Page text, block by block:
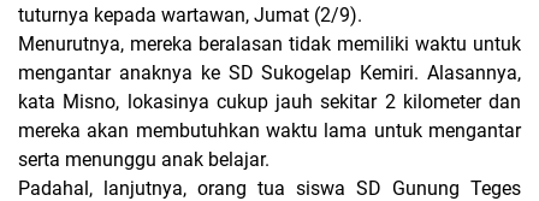
tuturnya kepada wartawan, Jumat (2/9).
Menurutnya, mereka beralasan tidak memiliki waktu untuk
mengantar anaknya ke SD Sukogelap Kemiri. Alasannya,
kata Misno, lokasinya cukup jauh sekitar 2 kilometer dan
mereka akan membutuhkan waktu lama untuk mengantar
serta menunggu anak belajar.
Padahal, lanjutnya, orang tua siswa SD Gunung Teges